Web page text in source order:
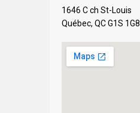
1646 C ch St-Louis
Québec, QC G1S 1G8